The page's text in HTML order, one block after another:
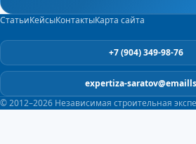
СтатьиКейсыКонтактыКарта сайта
+7 (904) 349-98-76
expertiza-
© 2012–2026 Независимая строительная